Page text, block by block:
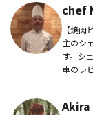
chef
【焼
主のシ
す。シ
車のレ